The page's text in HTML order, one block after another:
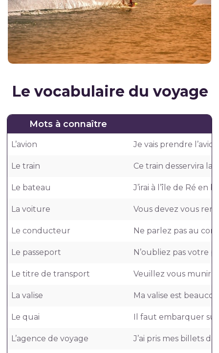
Le vocabulaire du voyage
Mots à connaître
L’avion Je vais prendre
Le train Ce train desservira la
Le bateau J’irai à l’île de Ré en
La voiture Vous devez vous
Le conducteur Ne parlez pas au
Le passeport N’oubliez pas votre
Le titre de transport Veuillez vous munir
La valise Ma valise est
Le quai Il faut embarquer sur
L’agence de voyage J’ai pris mes billets